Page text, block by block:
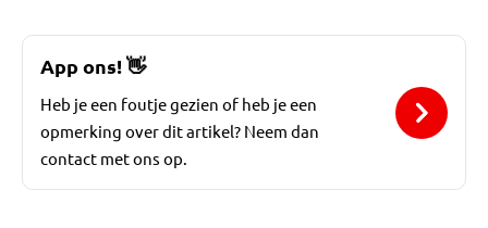
App ons!👋
Heb je een foutje gezien of heb je een
opmerking over dit artikel? Neem dan
contact met ons op.